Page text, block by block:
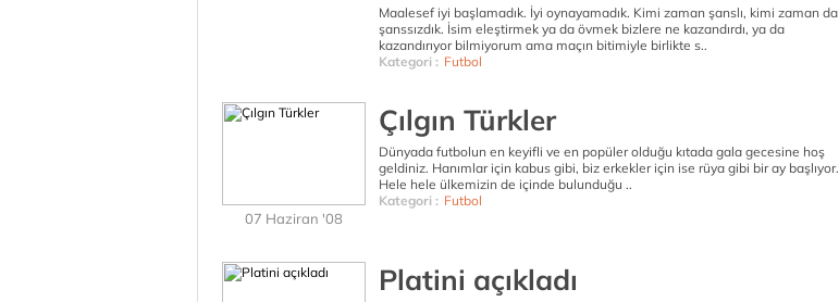
Maalesef iyi başlamadık. İyi oynayamadık. Kimi zaman şanslı, kimi zaman da
şanssızdık. İsim eleştirmek ya da övmek bizlere ne kazandırdı, ya da
kazandırıyor bilmiyorum ama maçın bitimiyle birlikte s..
Kategori : Futbol
07 Haziran '08
Çılgın Türkler
Dünyada futbolun en keyifli ve en popüler olduğu kıtada gala gecesine hoş
geldiniz. Hanımlar için kabus gibi, biz erkekler için ise rüya gibi bir ay başlıyor.
Hele hele ülkemizin de içinde bulunduğu ..
Kategori : Futbol
Platini açıkladı